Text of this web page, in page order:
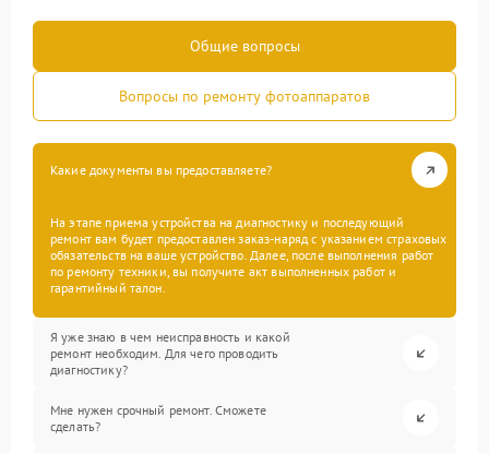
Общие вопросы
Вопросы по ремонту фотоаппаратов
Какие документы вы предоставляете?
На этапе приема устройства на диагностику и последующий
ремонт вам будет предоставлен заказ-наряд с указанием страховых
обязательств на ваше устройство. Далее, после выполнения работ
по ремонту техники, вы получите акт выполненных работ и
гарантийный талон.
Я уже знаю в чем неисправность и какой
ремонт необходим. Для чего проводить
диагностику?
Мне нужен срочный ремонт. Сможете
сделать?